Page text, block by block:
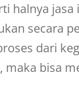
halnya jasa
secara
dari
bisa